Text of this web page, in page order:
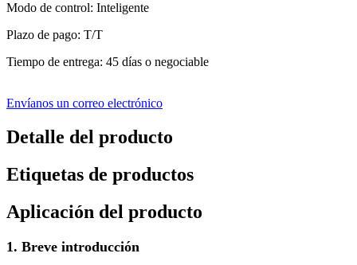
Modo de control: Inteligente
Plazo de pago: T/T
Tiempo de entrega: 45 días o negociable
Envíanos un correo electrónico
Detalle del producto
Etiquetas de productos
Aplicación del producto
1. Breve introducción